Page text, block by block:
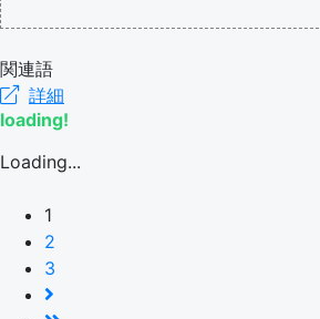
関連語
詳細
loading!
Loading...
1
2
3